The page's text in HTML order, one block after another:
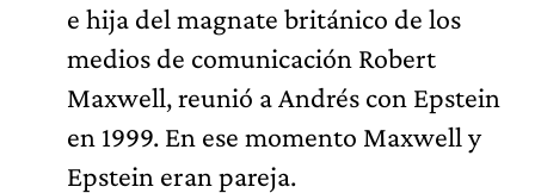
e hija del magnate británico de los
medios de comunicación Robert
Maxwell, reunió a Andrés con Epstein
en 1999. En ese momento Maxwell y
Epstein eran pareja.